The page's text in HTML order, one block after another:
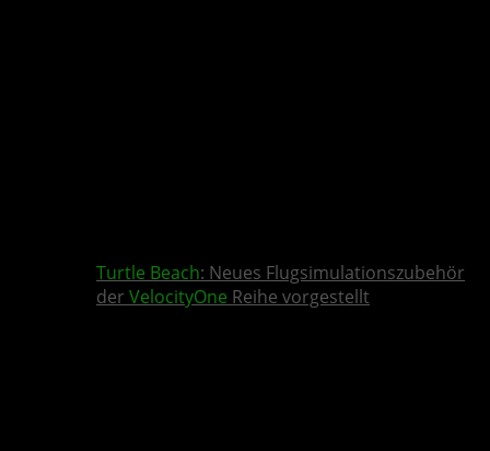
Turtle Beach: Neues Flugsimulationszubehör
der VelocityOne Reihe vorgestellt